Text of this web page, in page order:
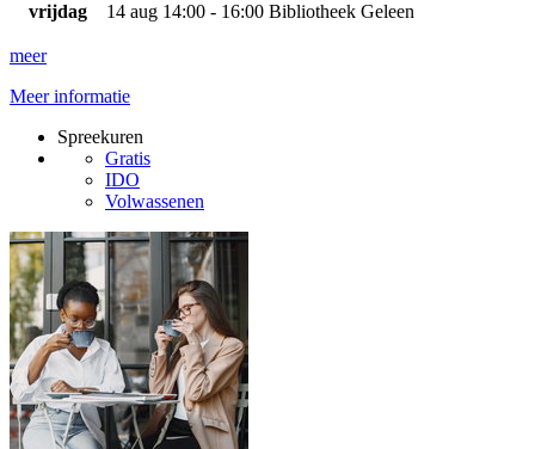
vrijdag
14 aug 14:00 - 16:00 Bibliotheek Geleen
meer
Meer informatie
Spreekuren
Gratis
IDO
Volwassenen